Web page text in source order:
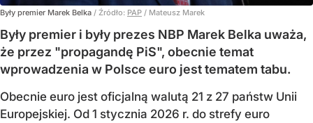
Były premier Marek Belka / Źródło: PAP / Mateusz Marek
Były premier i były prezes NBP Marek Belka uważa,
że przez "propagandę PiS", obecnie temat
wprowadzenia w Polsce euro jest tematem tabu.
Obecnie euro jest oficjalną walutą 21 z 27 państw Unii
Europejskiej. Od 1 stycznia 2026 r. do strefy euro